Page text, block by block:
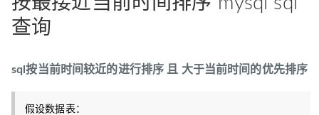
查询
sql按当前时间较近的进行排序 且 大于当前时间的优先排序
假设数据表：